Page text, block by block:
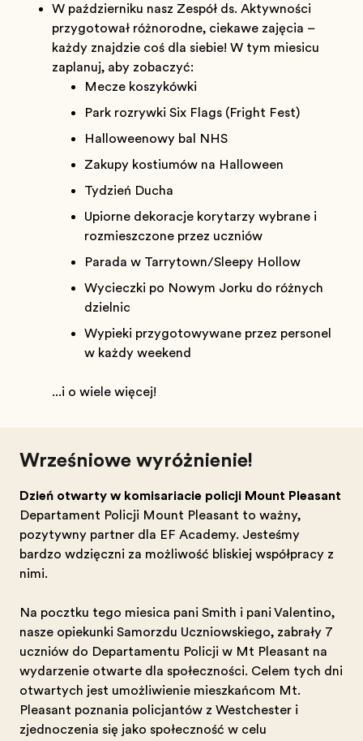
W październiku nasz Zespół ds. Aktywności
przygotował różnorodne, ciekawe zajęcia –
każdy znajdzie coś dla siebie! W tym miesiącu
zaplanuj, aby zobaczyć:
Mecze koszykówki
Park rozrywki Six Flags (Fright Fest)
Halloweenowy bal NHS
Zakupy kostiumów na Halloween
Tydzień Ducha
Upiorne dekoracje korytarzy wybrane i
rozmieszczone przez uczniów
Parada w Tarrytown/Sleepy Hollow
Wycieczki po Nowym Jorku do różnych
dzielnic
Wypieki przygotowywane przez personel
w każdy weekend
...i o wiele więcej!
Wrześniowe wyróżnienie!
Dzień otwarty w komisariacie policji Mount Pleasant
Departament Policji Mount Pleasant to ważny,
pozytywny partner dla EF Academy. Jesteśmy
bardzo wdzięczni za możliwość bliskiej współpracy z
nimi.
Na początku tego miesiąca pani Smith i pani Valentino,
nasze opiekunki Samorządu Uczniowskiego, zabrały 7
uczniów do Departamentu Policji w Mt Pleasant na
wydarzenie otwarte dla społeczności. Celem tych dni
otwartych jest umożliwienie mieszkańcom Mt.
Pleasant poznania policjantów z Westchester i
zjednoczenia się jako społeczność w celu